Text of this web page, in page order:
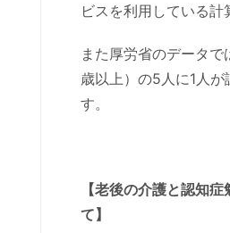
ビスを利用している計
また厚労省のデータ
歳以上）の5人に1人
す。
【老後の介護と認知
て】